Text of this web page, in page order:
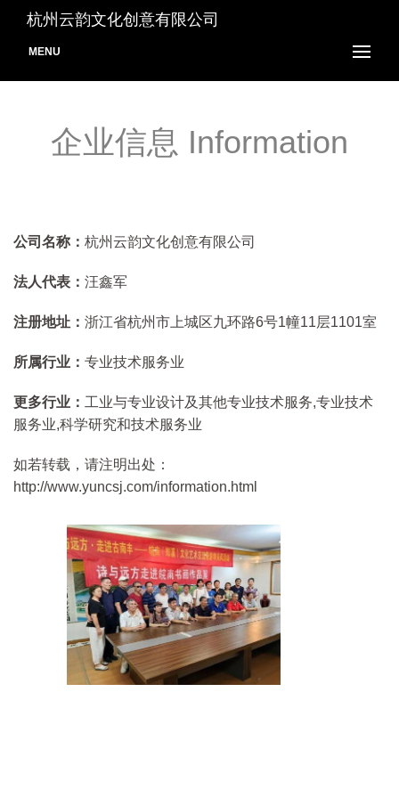
杭州云韵文化创意有限公司
MENU
企业信息 Information
公司名称： 杭州云韵文化创意有限公司
法人代表： 汪鑫军
注册地址： 浙江省杭州市上城区九环路6号1幢11层1101室
所属行业： 专业技术服务业
更多行业： 工业与专业设计及其他专业技术服务,专业技术
服务业,科学研究和技术服务业
如若转载，请注明出处：
http://www.yuncsj.com/information.html